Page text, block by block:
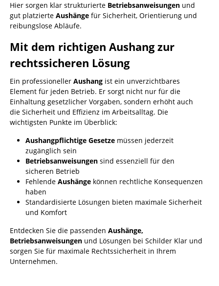
Hier sorgen klar strukturierte Betriebsanweisungen und
gut platzierte Aushänge für Sicherheit, Orientierung und
reibungslose Abläufe.
Mit dem richtigen Aushang zur
rechtssicheren Lösung
Ein professioneller Aushang ist ein unverzichtbares
Element für jeden Betrieb. Er sorgt nicht nur für die
Einhaltung gesetzlicher Vorgaben, sondern erhöht auch
die Sicherheit und Effizienz im Arbeitsalltag. Die
wichtigsten Punkte im Überblick:
Aushangpflichtige Gesetze müssen jederzeit
zugänglich sein
Betriebsanweisungen sind essenziell für den
sicheren Betrieb
Fehlende Aushänge können rechtliche Konsequenzen
haben
Standardisierte Lösungen bieten maximale Sicherheit
und Komfort
Entdecken Sie die passenden Aushänge,
Betriebsanweisungen und Lösungen bei Schilder Klar und
sorgen Sie für maximale Rechtssicherheit in Ihrem
Unternehmen.